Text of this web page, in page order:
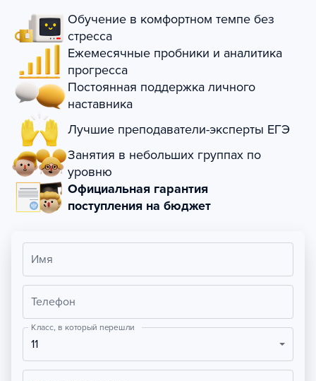
Обучение в комфортном темпе без
стресса
Ежемесячные пробники и аналитика
прогресса
Постоянная поддержка личного
наставника
Лучшие преподаватели-эксперты ЕГЭ
Занятия в небольших группах по
уровню
Официальная гарантия
поступления на бюджет
Имя
Телефон
Класс, в который перешли
11